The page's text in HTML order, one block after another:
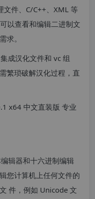
件、C/C++、XML 等
以查看和编辑二进制文
求。
成汉化文件和 vc 组
繁琐破解汉化过程，直
辑器和十六进制编辑
您计算机上任何文件的
件，例如 Unicode 文